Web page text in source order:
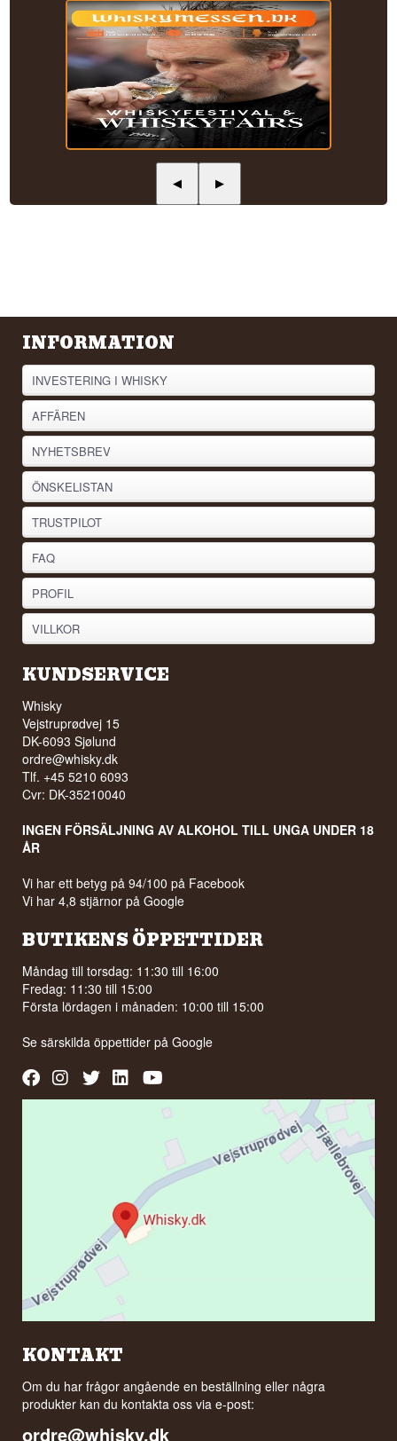
◀ ▶
INFORMATION
INVESTERING I WHISKY
AFFÄREN
NYHETSBREV
ÖNSKELISTAN
TRUSTPILOT
FAQ
PROFIL
VILLKOR
KUNDSERVICE
Whisky
Vejstruprødvej 15
DK-6093 Sjølund
ordre@whisky.dk
Tlf. +45 5210 6093
Cvr: DK-35210040
INGEN FÖRSÄLJNING AV ALKOHOL TILL UNGA UNDER 18
ÅR
Vi har ett betyg på 94/100 på Facebook
Vi har 4,8 stjärnor på Google
BUTIKENS ÖPPETTIDER
Måndag till torsdag: 11:30 till 16:00
Fredag: 11:30 till 15:00
Första lördagen i månaden: 10:00 till 15:00
Se särskilda öppettider påGoogle
KONTAKT
Om du har frågor angående en beställning eller några
produkter kan du kontakta oss via e-post:
ordre@whisky.dk